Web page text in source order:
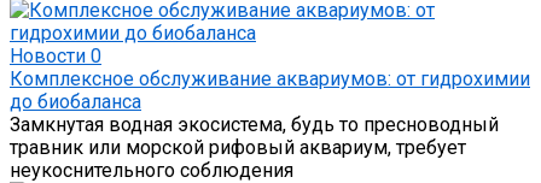
Новости 0
Комплексное обслуживание аквариумов: от гидрохимии
до биобаланса
Замкнутая водная экосистема, будь то пресноводный
травник или морской рифовый аквариум, требует
неукоснительного соблюдения